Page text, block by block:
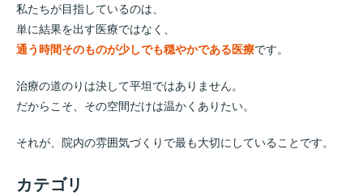
私たちが目指しているのは、
単に結果を出す医療ではなく、
通う時間そのものが少しでも穏やかである医療です。
治療の道のりは決して平坦ではありません。
だからこそ、その空間だけは温かくありたい。
それが、院内の雰囲気づくりで最も大切にしていることです。
カテゴリ